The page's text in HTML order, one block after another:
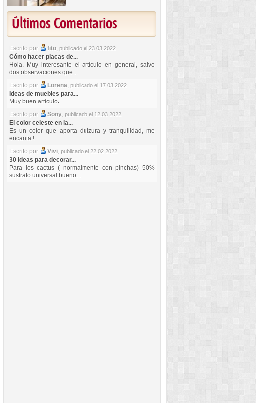
Últimos Comentarios
Escrito por fito, publicado el 23.03.2022
Cómo hacer placas de...
Hola. Muy interesante el artículo en general, salvo
dos observaciones que...
Escrito por
Lorena, publicado el 17.03.2022
Ideas de muebles para...
Muy buen artículo.
Escrito por
Sony, publicado el 12.03.2022
El color celeste en la...
Es un color que aporta dulzura y tranquilidad, me
encanta !
Escrito por
Vivi, publicado el 22.02.2022
30 ideas para decorar...
Para los cactus ( normalmente con pinchas) 50%
sustrato universal bueno...